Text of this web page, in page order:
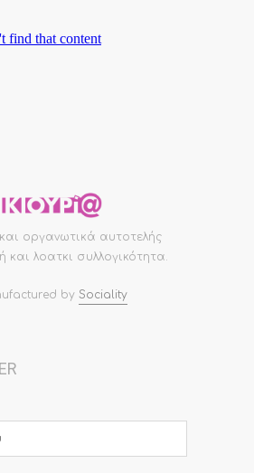
και οργανωτικά αυτοτελής
και λοατκι συλλογικότητα.
by Sociality